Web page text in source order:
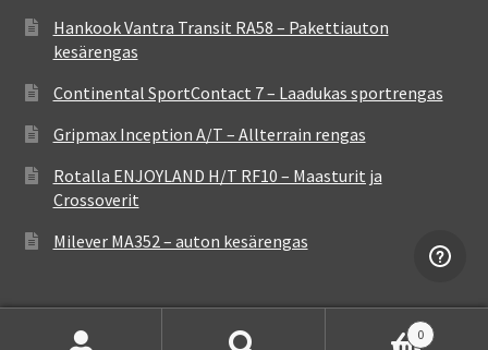
Hankook Vantra Transit RA58 – Pakettiauton
kesärengas
Continental SportContact 7 – Laadukas sportrengas
Gripmax Inception A/T – Allterrain rengas
Rotalla ENJOYLAND H/T RF10 – Maasturit ja
Crossoverit
Milever MA352 – auton kesärengas
0